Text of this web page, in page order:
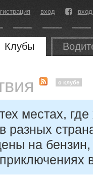
вход
Клубы
о клубе
местах,
разных
на